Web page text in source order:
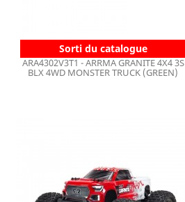
Sorti du catalogue
ARA4302V3T1 - ARRMA GRANITE 4X4 3S
BLX 4WD MONSTER TRUCK (GREEN)